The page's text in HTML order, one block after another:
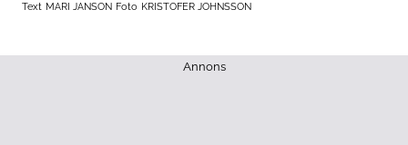
Text MARI JANSON Foto KRISTOFER JOHNSSON
Annons